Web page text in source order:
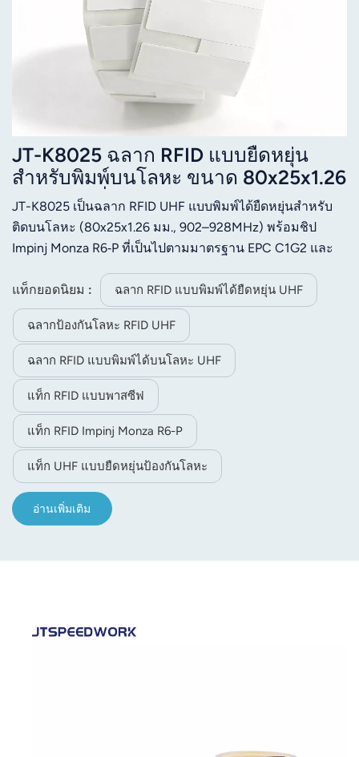
JT-K8025 ฉลาก RFID แบบยืดหยุ่น
สำหรับพิมพ์บนโลหะ ขนาด 80x25x1.26
มม. ความถี่ 860-960 MHz UHF Impinj
Monza R6-P
JT-K8025 เป็นฉลาก RFID UHF แบบพิมพ์ได้ยืดหยุ่นสำหรับ
ติดบนโลหะ (80x25x1.26 มม., 902–928MHz) พร้อมชิป
Impinj Monza R6‑P ที่เป็นไปตามมาตรฐาน EPC C1G2 และ
ความจำผู้ใช้ 32 บิต, พื้นผิว PET สีขาว, การยึดเกาะที่แข็งแรง,
ทนต่ออุณหภูมิได้กว้าง และพิมพ์ได้ดีเยี่ยม เหมาะสำหรับการ
ติดตามทรัพย์สิน โลจิสติกส์ และการจัดการอุตสาหกรรม
แท็กยอดนิยม : ฉลาก RFID แบบพิมพ์ได้ยืดหยุ่น UHF
ฉลากป้องกันโลหะ RFID UHF
ฉลาก RFID แบบพิมพ์ได้บนโลหะ UHF
แท็ก RFID แบบพาสซีฟ
แท็ก RFID Impinj Monza R6-P
แท็ก UHF แบบยืดหยุ่นป้องกันโลหะ
อ่านเพิ่มเติม